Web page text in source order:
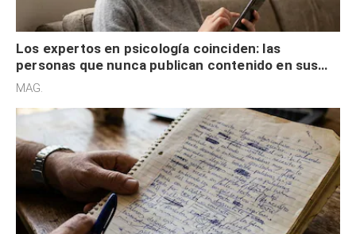
Los expertos en psicología coinciden: las
personas que nunca publican contenido en sus
redes sociales no pretenden buscar validación
MAG.